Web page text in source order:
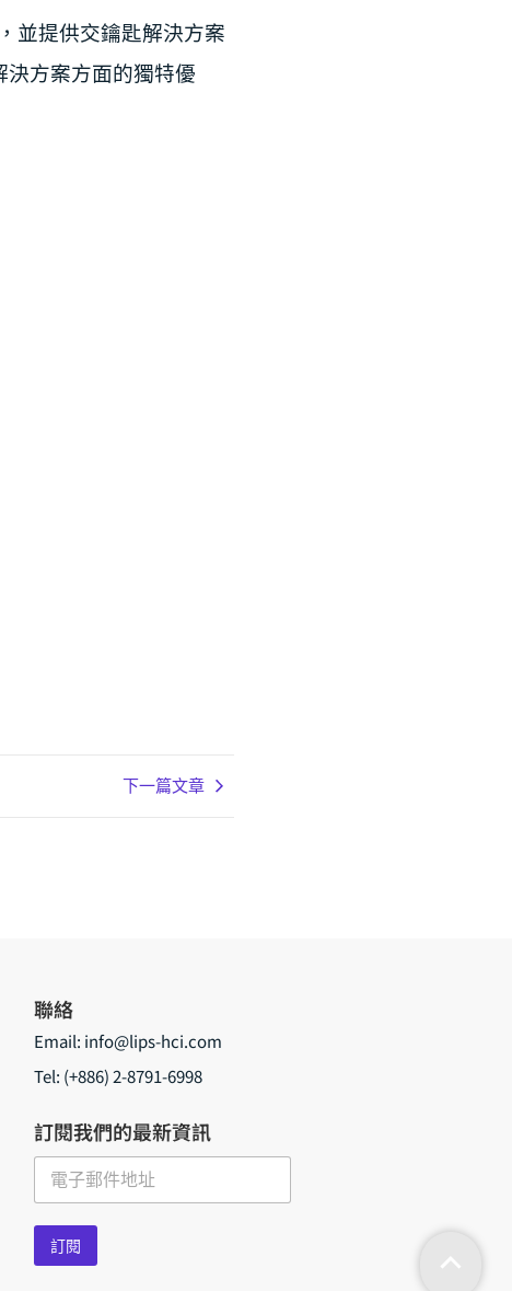
並提供交鑰匙解決方案
方案方面的獨特優
下一篇文章
聯絡
Email: info@lips-hci.com
Tel: (+886) 2-8791-6998
訂閱我們的最新資訊
E
a
i
*
訂閱